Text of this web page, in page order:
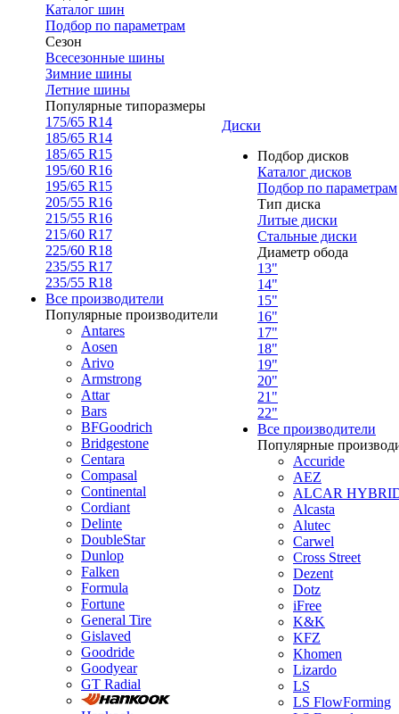
Каталог шин
Подбор по параметрам
Сезон
Всесезонные шины
Зимние шины
Летние шины
Популярные типоразмеры
175/65 R14
185/65 R14
185/65 R15
195/60 R16
195/65 R15
205/55 R16
215/55 R16
215/60 R17
225/60 R18
235/55 R17
235/55 R18
Все производители
Популярные производители
Antares
Aosen
Arivo
Armstrong
Attar
Bars
BFGoodrich
Bridgestone
Centara
Compasal
Continental
Cordiant
Delinte
DoubleStar
Dunlop
Falken
Formula
Fortune
General Tire
Gislaved
Goodride
Goodyear
GT Radial
Диски
Подбор дисков
Каталог дисков
Подбор по параметрам
Тип диска
Литые диски
Стальные диски
Диаметр обода
13"
14"
15"
16"
17"
18"
19"
20"
21"
22"
Все производители
Популярные
Accuride
AEZ
ALCAR
Alcasta
Alutec
Carwel
Cross Street
Dezent
Dotz
iFree
K&K
KFZ
Khomen
Lizardo
LS
LS FlowForming